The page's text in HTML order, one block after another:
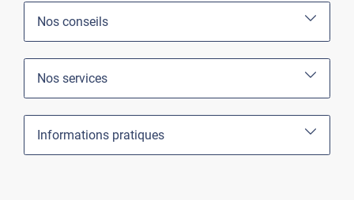
Nos conseils
Nos services
Informations pratiques